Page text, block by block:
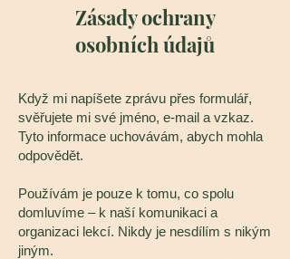
Zásady ochrany
osobních údajů
Když mi napíšete zprávu přes formulář,
svěřujete mi své jméno, e-mail a vzkaz.
Tyto informace uchovávám, abych mohla
odpovědět.
Používám je pouze k tomu, co spolu
domluvíme – k naší komunikaci a
organizaci lekcí. Nikdy je nesdílím s nikým
jiným.